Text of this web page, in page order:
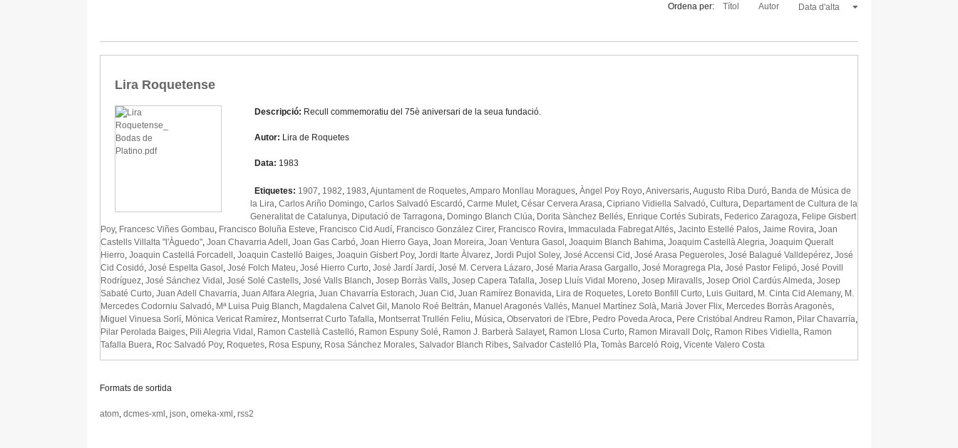
Ordena per: Títol Autor Data d'alta
Lira Roquetense
Descripció: Recull commemoratiu del 75è aniversari de la seua fundació.
Autor: Lira de Roquetes
Data: 1983
Etiquetes: 1907, 1982, 1983,Ajuntament de Roquetes,Amparo Monllau Moragues, Àngel Poy Royo,Aniversaris,Augusto Riba Duró, Banda de Música de
la Lira, Carlos Ariño Domingo, Carlos Salvadó Escardó, Carme Mulet, César Cervera Arasa, Cipriano Vidiella Salvadó, Cultura, Departament de Cultura de la
Generalitat de Catalunya, Diputació de Tarragona, Domingo Blanch Clúa, Dorita Sànchez Bellés, Enrique Cortés Subirats, Federico Zaragoza, Felipe Gisbert
Poy, Francesc Viñes Gombau, Francisco Boluña Esteve, Francisco Cid Audí, Francisco González Cirer, Francisco Rovira, Immaculada Fabregat Altés, Jacinto Estellé Palos, Jaime Rovira, Joan
Castells Villalta "l'Àguedo", Joan Chavarria Adell , Joan Gas Carbó, Joan Hierro Gaya, Joan Moreira, Joan Ventura Gasol , Joaquim Blanch Bahima, Joaquim Castellà Alegria, Joaquim Queralt
Hierro, Joaquin Castellá Forcadell , Joaquin Castelló Baiges, Joaquin Gisbert Poy, Jordi Itarte Àlvarez, Jordi Pujol Soley, José Accensi Cid , José Arasa Pegueroles, José Balagué Valldepérez, José
Cid Cosidó, José Espelta Gasol , José Folch Mateu, José Hierro Curto, José Jardí Jardí, José M. Cervera Lázaro, José Maria Arasa Gargallo, José Moragrega Pla, José Pastor Felipó, José Povill
Rodríguez, José Sánchez Vidal , José Solé Castells, José Valls Blanch, Josep Borràs Valls, Josep Capera Tafalla, Josep Lluís Vidal Moreno, Josep Miravalls, Josep Oriol Cardús Almeda, Josep
Sabaté Curto, Juan Adell Chavarria, Juan Alfara Alegria, Juan Chavarría Estorach, Juan Cid , Juan Ramírez Bonavida, Lira de Roquetes, Loreto Bonfill Curto, Luis Guitard , M. Cinta Cid Alemany, M.
Mercedes Codorniu Salvadó, Mª Luisa Puig Blanch, Magdalena Calvet Gil , Manolo Roé Beltrán, Manuel Aragonés Vallés, Manuel Martínez Solà, Marià Jover Flix, Mercedes Borràs Aragonès,
Miguel Vinuesa Sorlí, Mònica Vericat Ramírez, Montserrat Curto Tafalla, Montserrat Trullén Feliu, Música, Observatori de l'Ebre, Pedro Poveda Aroca, Pere Cristóbal Andreu Ramon, Pilar Chavarría,
Pilar Perolada Baiges, Pili Alegria Vidal , Ramon Castellà Castelló, Ramon Espuny Solé, Ramon J. Barberà Salayet, Ramon Llosa Curto, Ramon Miravall Dolç, Ramon Ribes Vidiella, Ramon
Tafalla Buera, Roc Salvadó Poy, Roquetes, Rosa Espuny, Rosa Sánchez Morales, Salvador Blanch Ribes, Salvador Castelló Pla, Tomàs Barceló Roig, Vicente Valero Costa
Formats de sortida
atom, dcmes-xml , json, omeka-xml , rss2